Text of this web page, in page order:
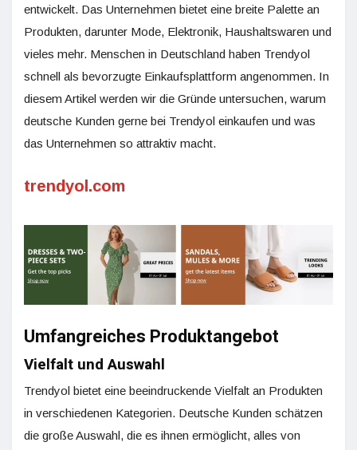
entwickelt. Das Unternehmen bietet eine breite Palette an
Produkten, darunter Mode, Elektronik, Haushaltswaren und
vieles mehr. Menschen in Deutschland haben Trendyol
schnell als bevorzugte Einkaufsplattform angenommen. In
diesem Artikel werden wir die Gründe untersuchen, warum
deutsche Kunden gerne bei Trendyol einkaufen und was
das Unternehmen so attraktiv macht.
trendyol.com
Umfangreiches Produktangebot
Vielfalt und Auswahl
Trendyol bietet eine beeindruckende Vielfalt an Produkten
in verschiedenen Kategorien. Deutsche Kunden schätzen
die große Auswahl, die es ihnen ermöglicht, alles von